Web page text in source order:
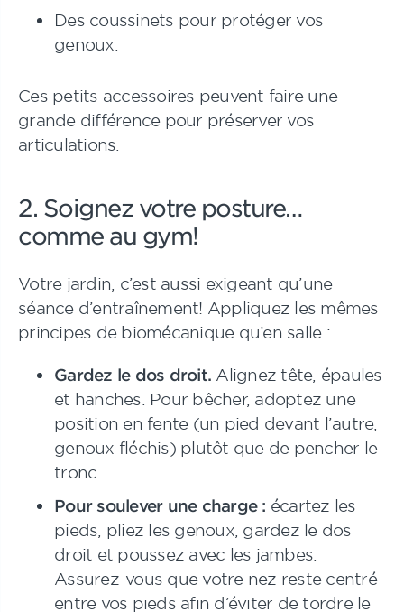
Des coussinets pour protéger vos
genoux.
Ces petits accessoires peuvent faire une
grande différence pour préserver vos
articulations.
2. Soignez votre posture…
comme au gym!
Votre jardin, c’est aussi exigeant qu’une
séance d’entraînement! Appliquez les mêmes
principes de biomécanique qu’en salle :
Gardez le dos droit. Alignez tête, épaules
et hanches. Pour bêcher, adoptez une
position en fente (un pied devant l’autre,
genoux fléchis) plutôt que de pencher le
tronc.
Pour soulever une charge : écartez les
pieds, pliez les genoux, gardez le dos
droit et poussez avec les jambes.
Assurez-vous que votre nez reste centré
entre vos pieds afin d’éviter de tordre le